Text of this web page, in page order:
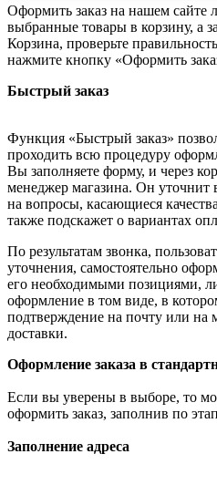
Оформить заказ на нашем сайте
выбранные товары в корзину, а
Корзина, проверьте
нажмите кнопку «Оформить
Быстрый заказ
Функция «Быстрый заказ»
проходить всю процедуру
Вы заполняете форму, и через
менеджер магазина. Он уточнит
на вопросы, касающиеся
также подскажет о вариантах
По результатам звонка,
уточнения, самостоятельно
его необходимыми позициями,
оформление в том виде, в
подтверждение на почту или
доставки.
Оформление заказа в
Если вы уверены в выборе, то
оформить заказ, заполнив по
Заполнение адреса